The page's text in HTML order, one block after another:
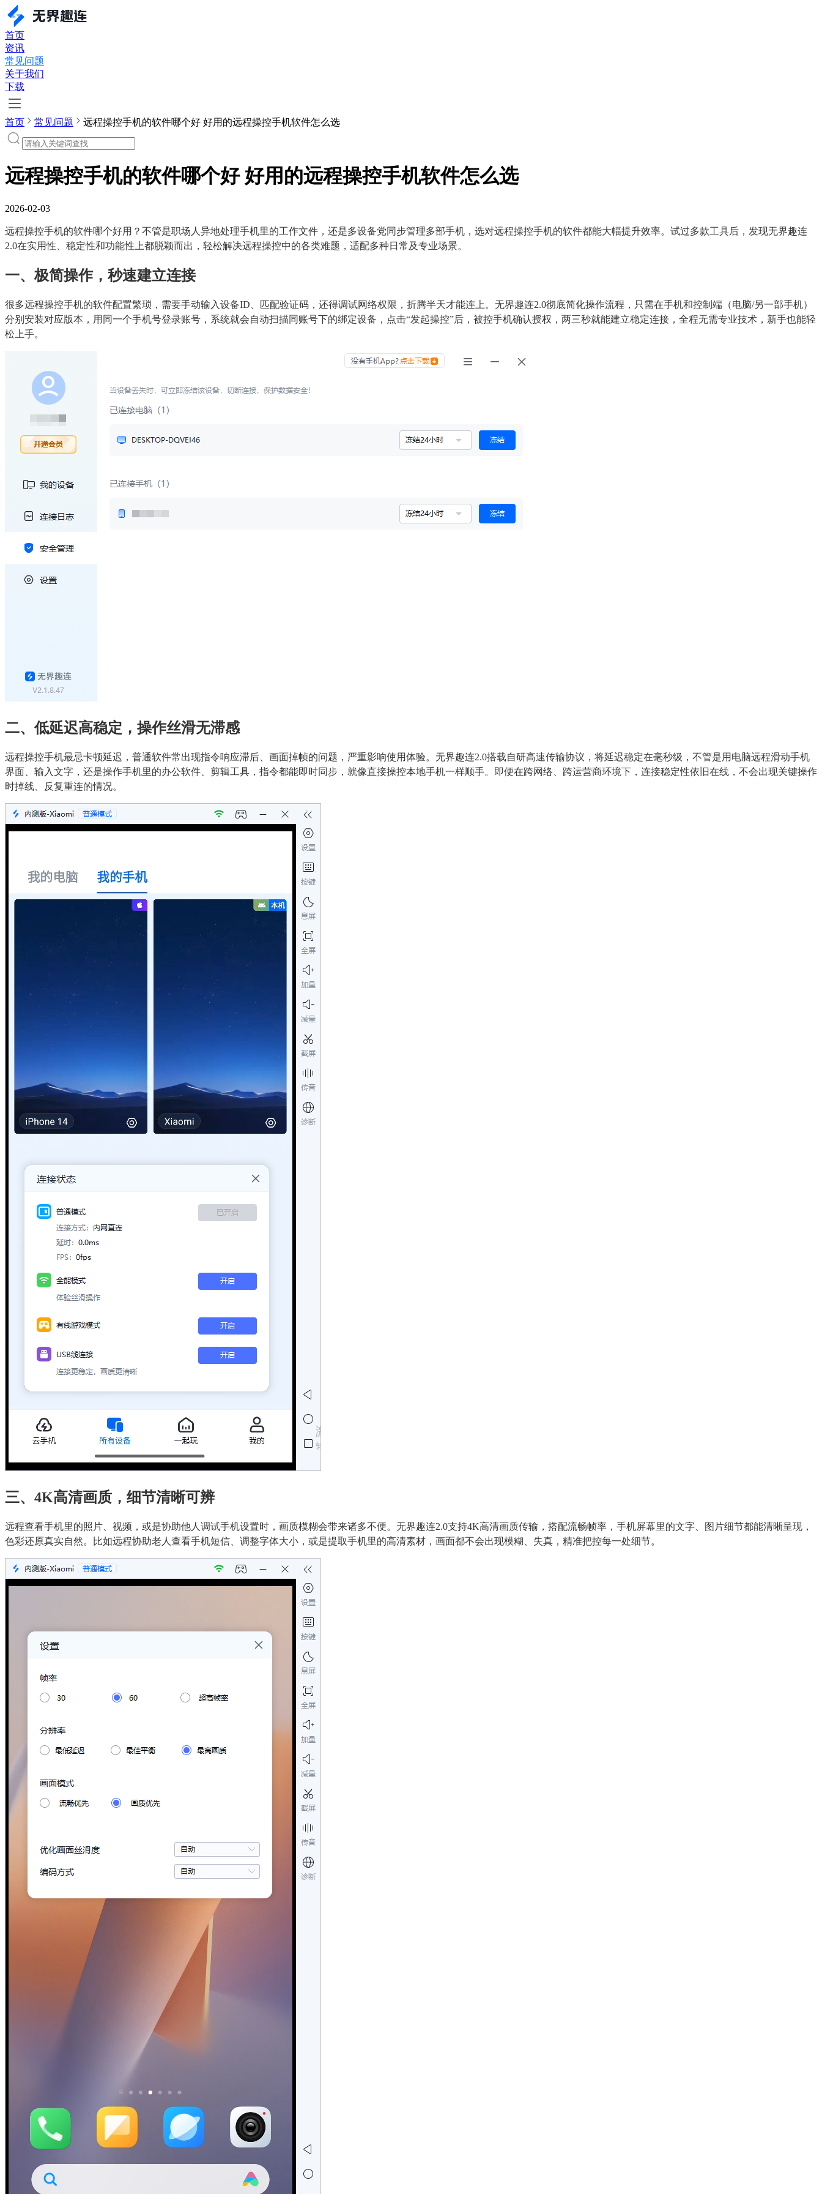
首页
资讯
常见问题
关于我们
下载
首页 常见问题 远程操控手机的软件哪个好 好用的远程操控手机软件怎么选
远程操控手机的软件哪个好 好用的远程操控手机软件怎么选
2026-02-03
远程操控手机的软件哪个好用？不管是职场人异地处理手机里的工作文件，还是多设备党同步管理多部手机，选对远程操控手机的软件都能大幅提升效率。试过多款工具后，发现无界趣连
2.0在实用性、稳定性和功能性上都脱颖而出，轻松解决远程操控中的各类难题，适配多种日常及专业场景。
一、极简操作，秒速建立连接
很多远程操控手机的软件配置繁琐，需要手动输入设备ID、匹配验证码，还得调试网络权限，折腾半天才能连上。无界趣连2.0彻底简化操作流程，只需在手机和控制端（电脑/另一部手机）
分别安装对应版本，用同一个手机号登录账号，系统就会自动扫描同账号下的绑定设备，点击“发起操控”后，被控手机确认授权，两三秒就能建立稳定连接，全程无需专业技术，新手也能轻
松上手。
二、低延迟高稳定，操作丝滑无滞感
远程操控手机最忌卡顿延迟，普通软件常出现指令响应滞后、画面掉帧的问题，严重影响使用体验。无界趣连2.0搭载自研高速传输协议，将延迟稳定在毫秒级，不管是用电脑远程滑动手机
界面、输入文字，还是操作手机里的办公软件、剪辑工具，指令都能即时同步，就像直接操控本地手机一样顺手。即便在跨网络、跨运营商环境下，连接稳定性依旧在线，不会出现关键操作
时掉线、反复重连的情况。
三、4K高清画质，细节清晰可辨
远程查看手机里的照片、视频，或是协助他人调试手机设置时，画质模糊会带来诸多不便。无界趣连2.0支持4K高清画质传输，搭配流畅帧率，手机屏幕里的文字、图片细节都能清晰呈现，
色彩还原真实自然。比如远程协助老人查看手机短信、调整字体大小，或是提取手机里的高清素材，画面都不会出现模糊、失真，精准把控每一处细节。